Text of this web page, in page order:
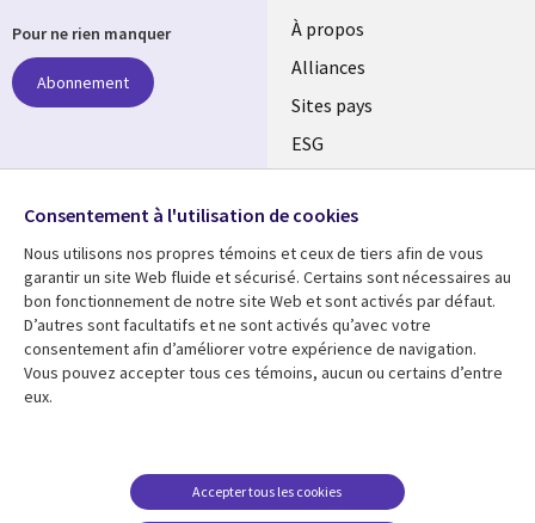
À propos
Alliances
Sites pays
ESG
Fusions
Salle de presse
Ressources
Articles
Études de cas
Support
Restrictions et
conditions juridiques
Pour ne rien manquer
Abonnement
Suivez-nous
Social
Media
Global
FR
Consentement à l'utilisation de cookies
Nous utilisons nos propres témoins et ceux de tiers afin de vous
garantir un site Web fluide et sécurisé. Certains sont nécessaires au
bon fonctionnement de notre site Web et sont activés par défaut.
D’autres sont facultatifs et ne sont activés qu’avec votre
consentement afin d’améliorer votre expérience de navigation.
Vous pouvez accepter tous ces témoins, aucun ou certains d’entre
eux.
Accepter tous les cookies